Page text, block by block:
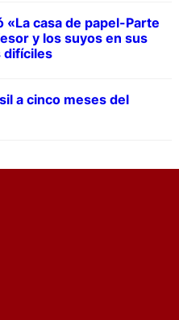
«La casa de papel-Parte
y los suyos en sus
difíciles
a cinco meses del